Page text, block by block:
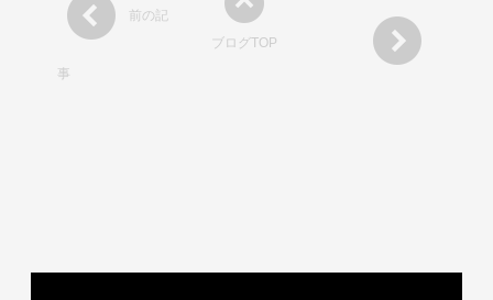
前の記
事
ブログTOP